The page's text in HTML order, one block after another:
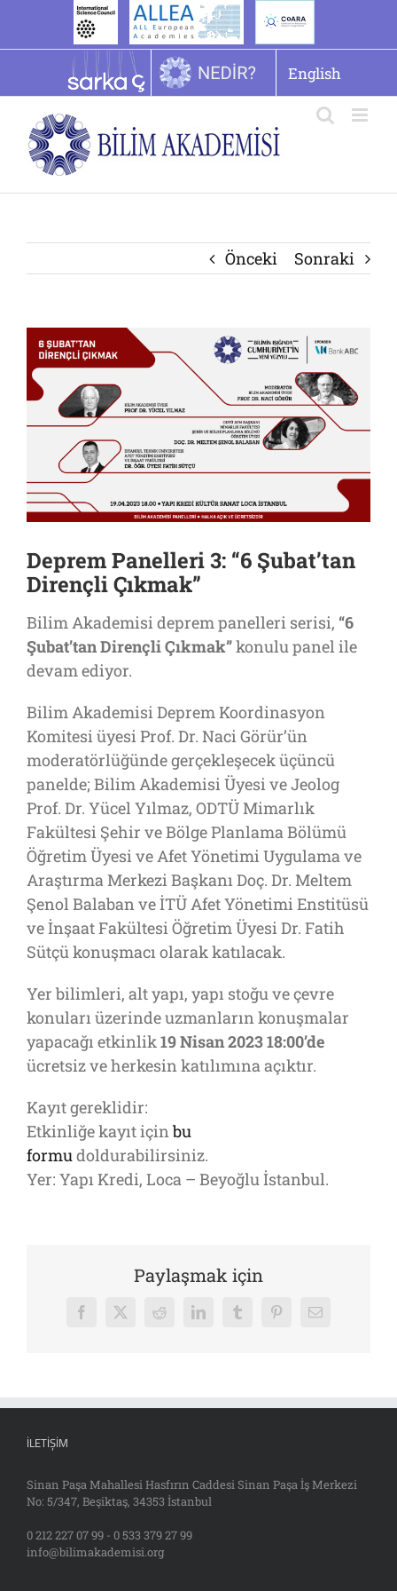
English
Önceki Sonraki
Deprem Panelleri 3: “6 Şubat’tan
Dirençli Çıkmak”
Bilim Akademisi deprem panelleri serisi, “6
Şubat’tan Dirençli Çıkmak”konulu panel ile
devam ediyor.
Bilim Akademisi Deprem Koordinasyon
Komitesi üyesi Prof. Dr. Naci Görür’ün
moderatörlüğünde gerçekleşecek üçüncü
panelde; Bilim Akademisi Üyesi ve Jeolog
Prof. Dr. Yücel Yılmaz, ODTÜ Mimarlık
Fakültesi Şehir ve Bölge Planlama Bölümü
Öğretim Üyesi ve Afet Yönetimi Uygulama ve
Araştırma Merkezi Başkanı Doç. Dr. Meltem
Şenol Balaban ve İTÜ Afet Yönetimi Enstitüsü
ve İnşaat Fakültesi Öğretim Üyesi Dr. Fatih
Sütçü konuşmacı olarak katılacak.
Yer bilimleri, alt yapı, yapı stoğu ve çevre
konuları üzerinde uzmanların konuşmalar
yapacağı etkinlik19 Nisan 2023 18:00’de
ücretsiz ve herkesin katılımına açıktır.
Kayıt gereklidir:
Etkinliğe kayıt için bu
formu doldurabilirsiniz.
Yer: Yapı Kredi, Loca – Beyoğlu İstanbul.
Paylaşmak için
Facebook
X Reddit LinkedInTumblrPinterest
E-
İLETIŞIM
Sinan Paşa Mahallesi Hasfırın Caddesi Sinan Paşa İş Merkezi
No: 5/347, Beşiktaş, 34353 İstanbul
0 212 227 07 99 - 0 533 379 27 99
info@bilimakademisi.org